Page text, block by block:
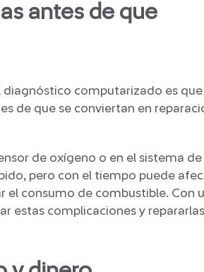
antes de que
diagnóstico computarizado es
de que se conviertan en
de oxígeno o en el sistema de
pero con el tiempo puede
consumo de combustible. Con
estas complicaciones y